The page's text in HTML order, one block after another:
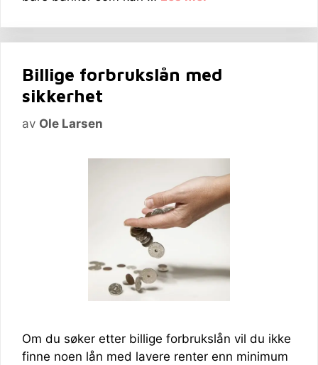
Billige forbrukslån med
sikkerhet
av Ole Larsen
Om du søker etter billige forbrukslån vil du ikke
finne noen lån med lavere renter enn minimum